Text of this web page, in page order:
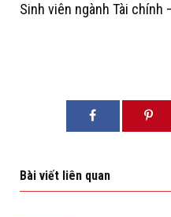
Sinh viên ngành Tài chính
Bài viết liên quan